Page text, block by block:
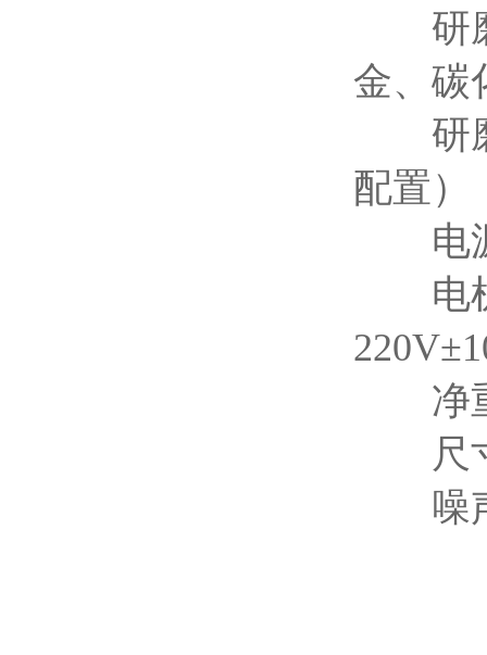
研磨
金、碳
研磨
配置）
电源
电机
净重
尺寸
噪声